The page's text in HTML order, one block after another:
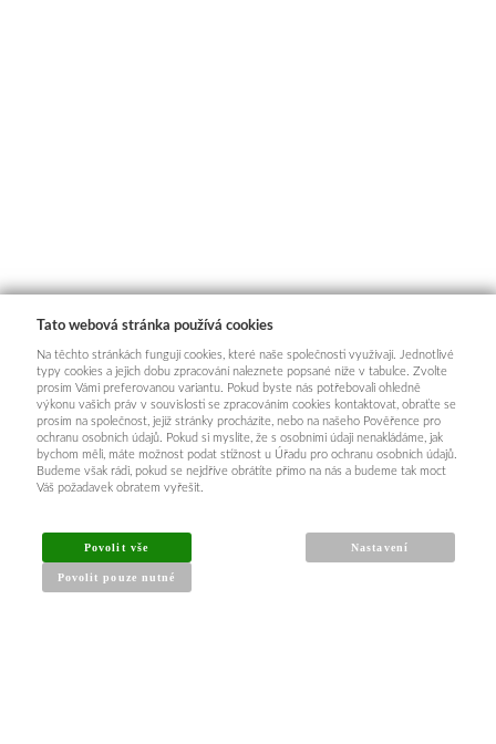
INFORMACE PRO KUPUJÍCÍ
Obchodní podmínky
Tato webová stránka používá cookies
Na těchto stránkách fungují cookies, které naše společnosti využívají. Jednotlivé
typy cookies a jejich dobu zpracování naleznete popsané níže v tabulce. Zvolte
prosím Vámi preferovanou variantu. Pokud byste nás potřebovali ohledně
výkonu vašich práv v souvislosti se zpracováním cookies kontaktovat, obraťte se
prosím na společnost, jejíž stránky procházíte, nebo na našeho Pověřence pro
ochranu osobních údajů. Pokud si myslíte, že s osobními údaji nenakládáme, jak
bychom měli, máte možnost podat stížnost u Úřadu pro ochranu osobních údajů.
Budeme však rádi, pokud se nejdříve obrátíte přímo na nás a budeme tak moct
Váš požadavek obratem vyřešit.
Povolit vše
Povolit pouze nutné
Nastavení